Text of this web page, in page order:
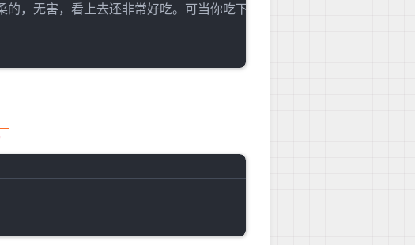
，无害，看上去还非常好吃。可当你吃下去，才知道他绵绵的，并无